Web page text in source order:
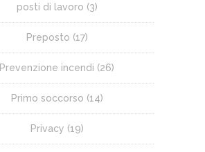
posti di lavoro (3)
Preposto (17)
Prevenzione incendi (26)
Primo soccorso (14)
Privacy (19)